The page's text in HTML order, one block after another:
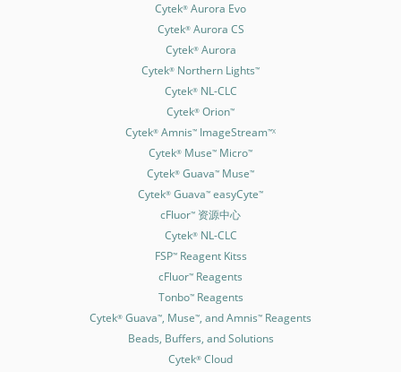
Cytek® Aurora Evo
Cytek®Aurora CS
Cytek®Aurora
Cytek® Northern Lights™
Cytek®NL-CLC
Cytek® Orion™
Cytek® Amnis™ ImageStream™X
Cytek® Muse™ Micro™
Cytek® Guava™ Muse™
Cytek® Guava™ easyCyte™
cFluor™ 资源中心
Cytek®NL-CLC
FSP™Reagent Kitss
cFluor™ Reagents
Tonbo™Reagents
Cytek® Guava™, Muse™, and Amnis™ Reagents
Beads, Buffers, and Solutions
Cytek® Cloud